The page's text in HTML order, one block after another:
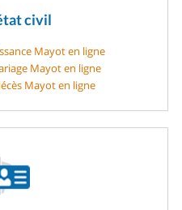
civil
Mayot en ligne
Mayot en ligne
Mayot en ligne